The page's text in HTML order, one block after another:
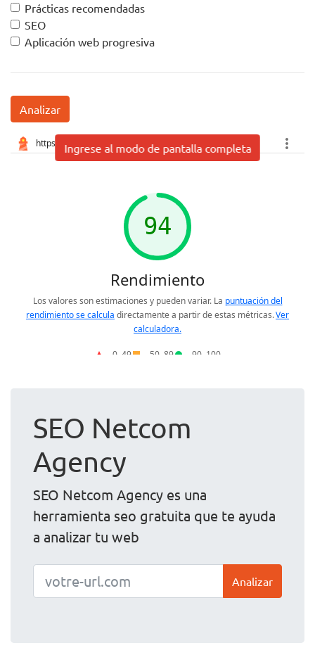
Prácticas recomendadas
SEO
Aplicación web progresiva
Analizar
Ingrese al modo de pantalla completa
SEO Netcom
Agency
SEO Netcom Agency es una
herramienta seo gratuita que te ayuda
a analizar tu web
Analizar